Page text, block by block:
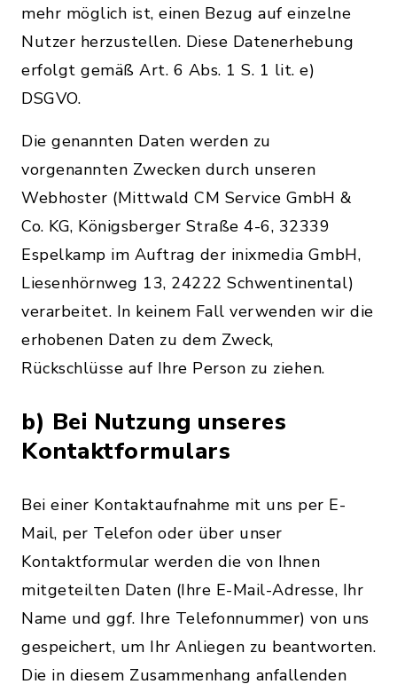
mehr möglich ist, einen Bezug auf einzelne
Nutzer herzustellen. Diese Datenerhebung
erfolgt gemäß Art. 6 Abs. 1 S. 1 lit. e)
DSGVO.
Die genannten Daten werden zu
vorgenannten Zwecken durch unseren
Webhoster (Mittwald CM Service GmbH &
Co. KG, Königsberger Straße 4-6, 32339
Espelkamp im Auftrag der inixmedia GmbH,
Liesenhörnweg 13, 24222 Schwentinental)
verarbeitet. In keinem Fall verwenden wir die
erhobenen Daten zu dem Zweck,
Rückschlüsse auf Ihre Person zu ziehen.
b) Bei Nutzung unseres
Kontaktformulars
Bei einer Kontaktaufnahme mit uns per E-
Mail, per Telefon oder über unser
Kontaktformular werden die von Ihnen
mitgeteilten Daten (Ihre E-Mail-Adresse, Ihr
Name und ggf. Ihre Telefonnummer) von uns
gespeichert, um Ihr Anliegen zu beantworten.
Die in diesem Zusammenhang anfallenden